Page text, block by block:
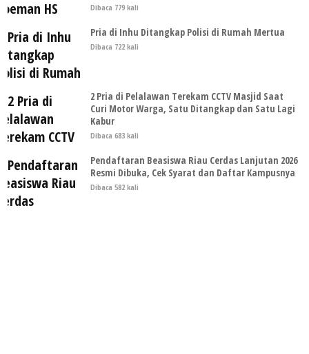
Dibaca 779 kali
Pria di Inhu Ditangkap Polisi di Rumah Mertua
Dibaca 722 kali
2 Pria di Pelalawan Terekam CCTV Masjid Saat
Curi Motor Warga, Satu Ditangkap dan Satu Lagi
Kabur
Dibaca 683 kali
Pendaftaran Beasiswa Riau Cerdas Lanjutan 2026
Resmi Dibuka, Cek Syarat dan Daftar Kampusnya
Dibaca 582 kali